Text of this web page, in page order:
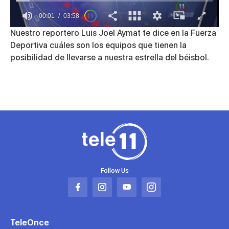
0
seconds
of
3
minutes,
00:01 03:58
Nuestro reportero Luis Joel Aymat te dice en la Fuerza
Deportiva cuáles son los equipos que tienen la
posibilidad de llevarse a nuestra estrella del béisbol.
Follow Us
Abrir
Abrir
Abrir
Abrir
TeleOnce